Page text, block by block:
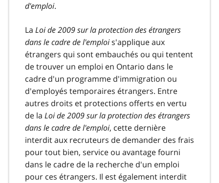
d'emploi.
La Loi de 2009 sur la protection des étrangers
dans le cadre de l'emplois'applique aux
étrangers qui sont embauchés ou qui tentent
de trouver un emploi en Ontario dans le
cadre d'un programme d'immigration ou
d'employés temporaires étrangers. Entre
autres droits et protections offerts en vertu
de la Loi de 2009 sur la protection des étrangers
dans le cadre de l'emploi, cette dernière
interdit aux recruteurs de demander des frais
pour tout bien, service ou avantage fourni
dans le cadre de la recherche d'un emploi
pour ces étrangers. Il est également interdit